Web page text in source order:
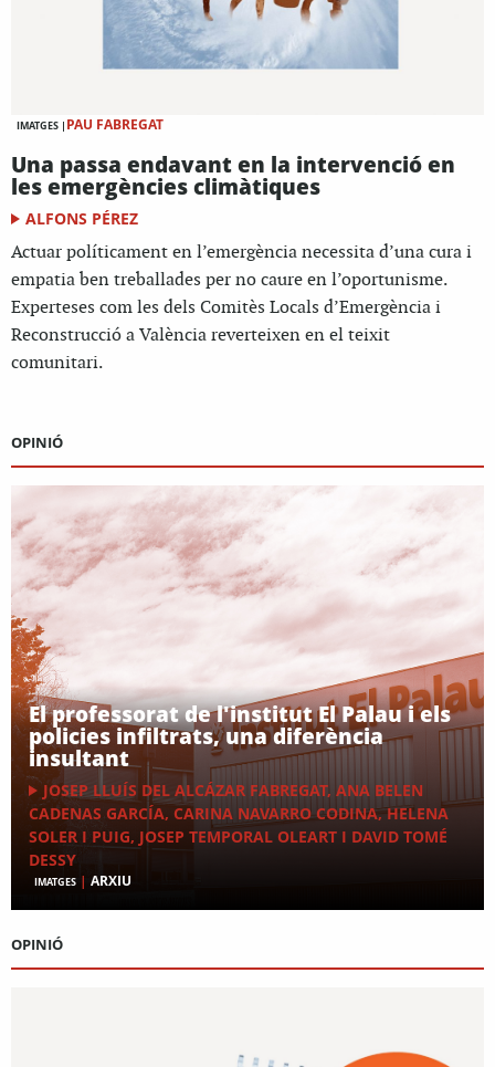
IMATGES | PAU FABREGAT
Una passa endavant en la intervenció en
les emergències climàtiques
ALFONS PÉREZ
Actuar políticament en l’emergència necessita d’una cura i
empatia ben treballades per no caure en l’oportunisme.
Experteses com les dels Comitès Locals d’Emergència i
Reconstrucció a València reverteixen en el teixit
comunitari.
OPINIÓ
El professorat de l'institut El Palau i els
policies infiltrats, una diferència
insultant
JOSEP LLUÍS DEL ALCÁZAR FABREGAT, ANA BELEN
CADENAS GARCÍA, CARINA NAVARRO CODINA, HELENA
SOLER I PUIG, JOSEP TEMPORAL OLEART I DAVID TOMÉ
DESSY
IMATGES | ARXIU
OPINIÓ